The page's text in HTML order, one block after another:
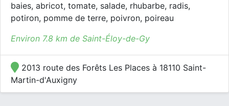
baies, abricot, tomate, salade, rhubarbe, radis,
potiron, pomme de terre, poivron, poireau
Environ 7.8 km de Saint-Éloy-de-Gy
2013 route des Forêts Les Places à 18110 Saint-
Martin-d'Auxigny